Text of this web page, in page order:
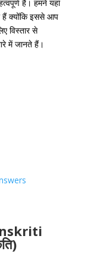
है। हमने यहां
हैं क्योंकि इससे आप
विस्तार से
में जानते हैं।
)